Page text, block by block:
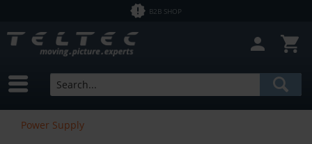
B2B SHOP
Power Supply